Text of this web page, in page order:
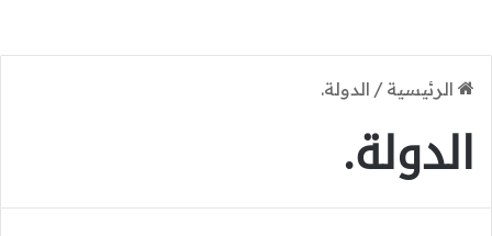
الرئيسية / الدولة.
الدولة.